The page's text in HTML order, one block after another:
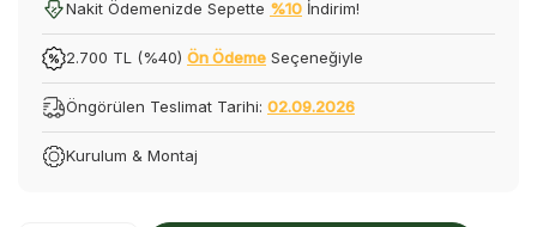
Nakit Ödemenizde Sepette %10 İndirim!
2.700 TL (%40) Ön Ödeme Seçeneğiyle
Öngörülen Teslimat Tarihi: 02.09.2026
Kurulum & Montaj